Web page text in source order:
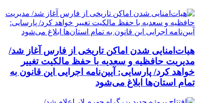
هیات‌امنایی شدن اماکن تاریخی از فارس آغاز شد/
مدیریت حافظیه و سعدیه با حفظ مالکیت تغییر
خواهد کرد/ پارسایی: آیین‌نامه اجرایی این قانون به
تمام استان‌ها ابلاغ می‌‌شود